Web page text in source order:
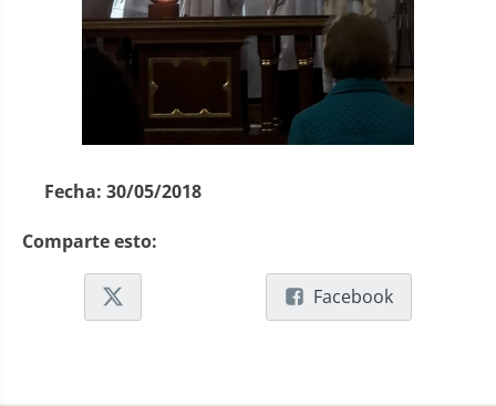
Fecha: 30/05/2018
Comparte esto:
Facebook